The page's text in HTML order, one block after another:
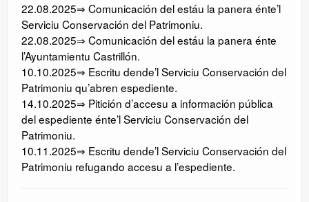
22.08.2025⇒ Comunicación del estáu la panera énte’l
Serviciu Conservación del Patrimoniu.
22.08.2025⇒ Comunicación del estáu la panera énte
l’Ayuntamientu Castrillón.
10.10.2025⇒ Escritu dende’l Serviciu Conservación del
Patrimoniu qu’abren espediente.
14.10.2025⇒ Pitición d’accesu a información pública
del espediente énte’l Serviciu Conservación del
Patrimoniu.
10.11.2025⇒ Escritu dende’l Serviciu Conservación del
Patrimoniu refugando accesu a l’espediente.